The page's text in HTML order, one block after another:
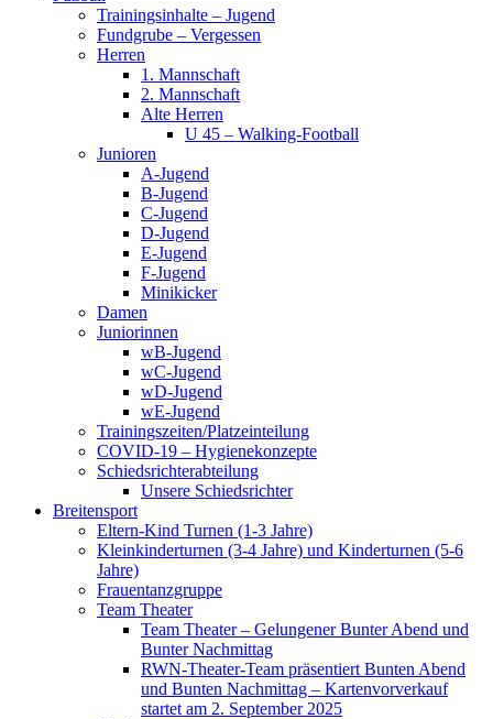
Trainingsinhalte – Jugend
Fundgrube – Vergessen
Herren
1. Mannschaft
2. Mannschaft
Alte Herren
U 45 – Walking-Football
Junioren
A-Jugend
B-Jugend
C-Jugend
D-Jugend
E-Jugend
F-Jugend
Minikicker
Damen
Juniorinnen
wB-Jugend
wC-Jugend
wD-Jugend
wE-Jugend
Trainingszeiten/Platzeinteilung
COVID-19 – Hygienekonzepte
Schiedsrichterabteilung
Unsere Schiedsrichter
Breitensport
Eltern-Kind Turnen (1-3 Jahre)
Kleinkinderturnen (3-4 Jahre) und Kinderturnen (5-6
Jahre)
Frauentanzgruppe
Team Theater
Team Theater – Gelungener Bunter Abend und
Bunter Nachmittag
RWN-Theater-Team präsentiert Bunten Abend
und Bunten Nachmittag – Kartenvorverkauf
startet am 2. September 2025